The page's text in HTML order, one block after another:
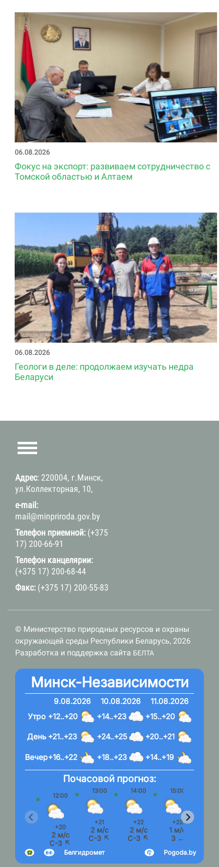
06.08.2026
Фокус на экспорт: развиваем сотрудничество с
Томской областью и Алтаем
06.08.2026
Геологи в деле: продолжаем изучать недра
Беларуси
Адрес: 220004, г.Минск,
ул.Коллекторная, 10,
e-mail:
mail@minpriroda.gov.by
Телефон приемной: (+375
17) 200-66-91
Телефон канцелярии:
(+375 17) 200-68-44
Факс: (+375 17) 200-55-83
© Министерство природных ресурсов и охраны
окружающей среды Республики Беларусь, 2026
Разработка и поддержка сайта БЕЛТА
Минск-Независимости
9.08.2026
+12..+20
+21..+23
+16..+22
10.08.2026
+14..+23
+24..+25
+18..+23
11.08.2026
+15..+20
+20..+21
+14..+19
Вечер
День
Утро
Почасовой прогноз:
12:00
+20
2 м/с
С-З ↖
13:00
+21
2 м/с
С-З ↖
14:00
+22
2 м/с
С-З ↖
15:00
+22
1 м/с
З ←
Pogoda.by
Белгидромет